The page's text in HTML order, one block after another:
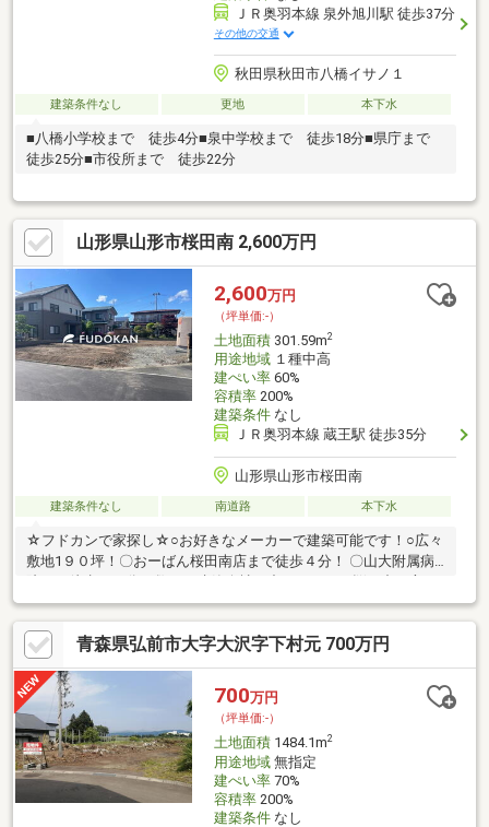
ＪＲ奥羽本線 泉外旭川駅 徒歩37分
その他の交通
秋田県秋田市八橋イサノ１
建築条件なし 更地 本下水
■八橋小学校まで 徒歩4分■泉中学校まで 徒歩18分■県庁まで
徒歩25分■市役所まで 徒歩22分
山形県山形市桜田南 2,600万円
2,600万円
（坪単価:-）
土地面積301.59m2
用途地域１種中高
建ぺい率60%
容積率200%
建築条件なし
ＪＲ奥羽本線 蔵王駅 徒歩35分
山形県山形市桜田南
建築条件なし 南道路 本下水
☆フドカンで家探し☆○お好きなメーカーで建築可能です！○広々
敷地1９０坪！〇おーばん桜田南店まで徒歩４分！ 〇山大附属病
は、お客様にピッタリな会社もご紹介いたします♪
青森県弘前市大字大沢字下村元 700万円
700万円
（坪単価:-）
土地面積1484.1m2
用途地域無指定
建ぺい率70%
容積率200%
建築条件なし